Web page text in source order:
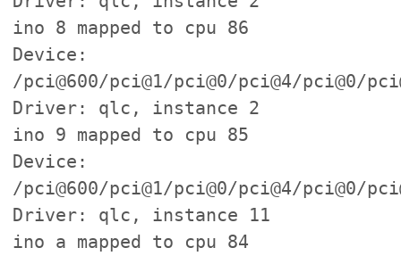
ino 8 mapped to cpu 86
Device:
/pci@600/pci@1/pci@0/pci@4/pci@0/
Driver: qlc, instance 2
ino 9 mapped to cpu 85
Device:
/pci@600/pci@1/pci@0/pci@4/pci@0/
Driver: qlc, instance 11
ino a mapped to cpu 84